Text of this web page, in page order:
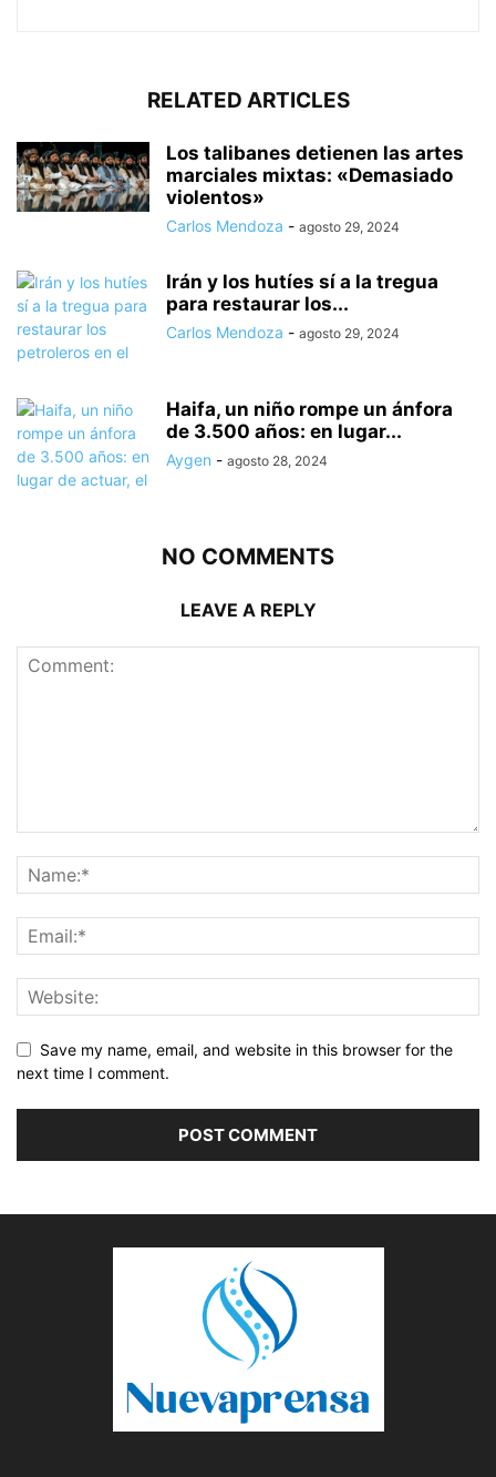
RELATED ARTICLES
Los talibanes detienen las artes
marciales mixtas: «Demasiado
violentos»
Carlos Mendoza - agosto 29, 2024
Irán y los hutíes sí a la tregua
para restaurar los...
Carlos Mendoza - agosto 29, 2024
Haifa, un niño rompe un ánfora
de 3.500 años: en lugar...
Aygen - agosto 28, 2024
NO COMMENTS
LEAVE A REPLY
Save my name, email, and website in this browser for the
next time I comment.